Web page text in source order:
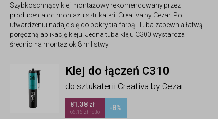
Szybkoschnący klej montażowy rekomendowany przez
producenta do montażu sztukaterii Creativa by Cezar. Po
utwardzeniu nadaje się do pokrycia farbą. Tuba zapewnia łatwą i
poręczną aplikację kleju. Jedna tuba kleju C300 wystarcza
średnio na montaż ok 8 m listwy.
Klej do łączeń C310
do sztukaterii Creativa by Cezar
81.38 zł
66.16 zł netto
-8%